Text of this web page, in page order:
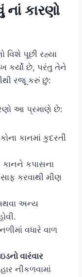
કારણો
વિશે પૂછી રહ્યા
કર્યો છે, પરંતુ તેને
રજૂ કરું છું:
આ પ્રમાણે છે:
કાનમાં કુદરતી
કાનને કપાસના
કરવાથી મીણ
અન્ય
વધારે વાળ
વારંવાર
નીકળવામાં